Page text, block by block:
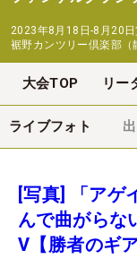
2023年8月18日-8月20日
裾野カンツリー倶楽部（
大会TOP リー
ライブフォト
[写真] 「アゲ
んで曲がらな
V【勝者のギア